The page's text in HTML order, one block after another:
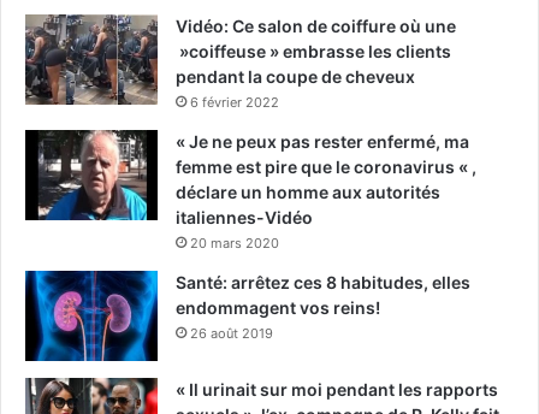
Vidéo: Ce salon de coiffure où une
»coiffeuse » embrasse les clients
pendant la coupe de cheveux
6 février 2022
« Je ne peux pas rester enfermé, ma
femme est pire que le coronavirus « ,
déclare un homme aux autorités
italiennes-Vidéo
20 mars 2020
Santé: arrêtez ces 8 habitudes, elles
endommagent vos reins!
26 août 2019
« Il urinait sur moi pendant les rapports